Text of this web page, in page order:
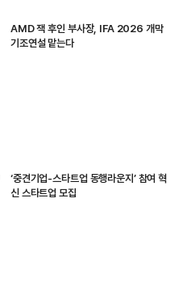
AMD 잭 후인 부사장, IFA 2026 개막
기조연설 맡는다
‘중견기업-스타트업 동행라운지’ 참여 혁
신 스타트업 모집